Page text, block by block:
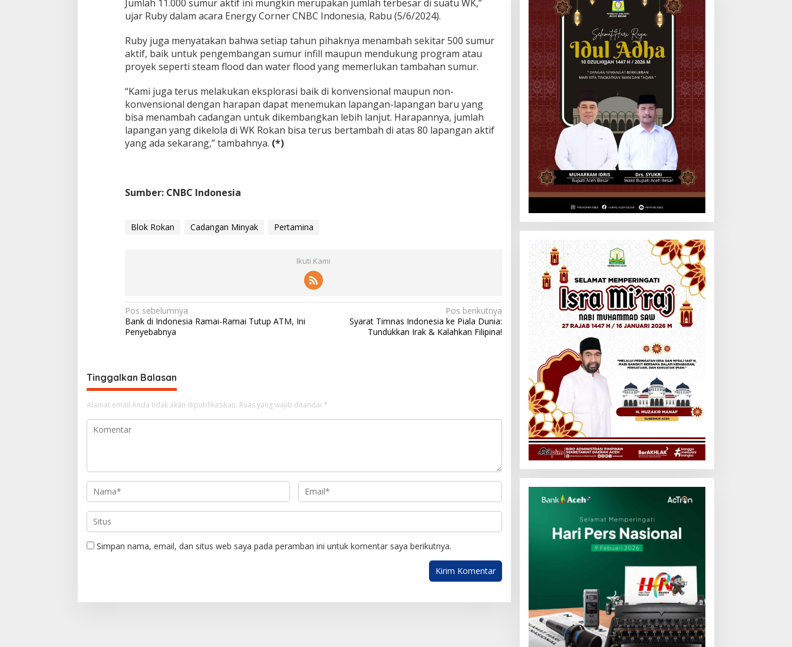
Jumlah 11.000 sumur aktif ini mungkin merupakan jumlah terbesar di suatu WK,”
ujar Ruby dalam acara Energy Corner CNBC Indonesia, Rabu (5/6/2024).
Ruby juga menyatakan bahwa setiap tahun pihaknya menambah sekitar 500 sumur
aktif, baik untuk pengembangan sumur infill maupun mendukung program atau
proyek seperti steam flood dan water flood yang memerlukan tambahan sumur.
“Kami juga terus melakukan eksplorasi baik di konvensional maupun non-
konvensional dengan harapan dapat menemukan lapangan-lapangan baru yang
bisa menambah cadangan untuk dikembangkan lebih lanjut. Harapannya, jumlah
lapangan yang dikelola di WK Rokan bisa terus bertambah di atas 80 lapangan aktif
yang ada sekarang,” tambahnya. (*)
Sumber: CNBC Indonesia
Blok Rokan Cadangan Minyak Pertamina
Ikuti Kami
N
a
g
a
s
i
s
Pos sebelumnya
Bank di Indonesia Ramai-Ramai Tutup ATM, Ini
Penyebabnya
Pos berikutnya
Syarat Timnas Indonesia ke Piala Dunia:
Tundukkan Irak & Kalahkan Filipina!
Tinggalkan Balasan
Alamat email Anda tidak akan dipublikasikan. Ruas yang wajib ditandai *
Simpan nama, email, dan situs web saya pada peramban ini untuk komentar saya berikutnya.